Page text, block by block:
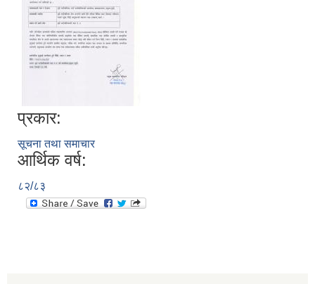
प्रकार:
सूचना तथा समाचार
आर्थिक वर्ष:
८२/८३